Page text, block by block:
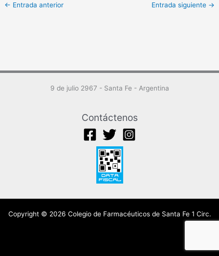
← Entrada anterior Entrada siguiente →
9 de julio 2967 - Santa Fe - Argentina
Contáctenos
Copyright © 2026 Colegio de Farmacéuticos de Santa Fe 1 Circ.